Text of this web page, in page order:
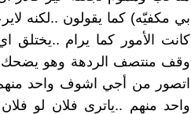
بي مكفيّه) كما يقولون ..لكنه
كانت الأمور كما يرام
وقف منتصف الردهة وهو يضحك
اتصور من أجي اشوف واحد
واحد منهم ..ياترى فلان لو